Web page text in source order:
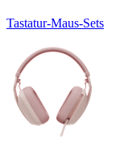
Tastatur-Maus-Sets